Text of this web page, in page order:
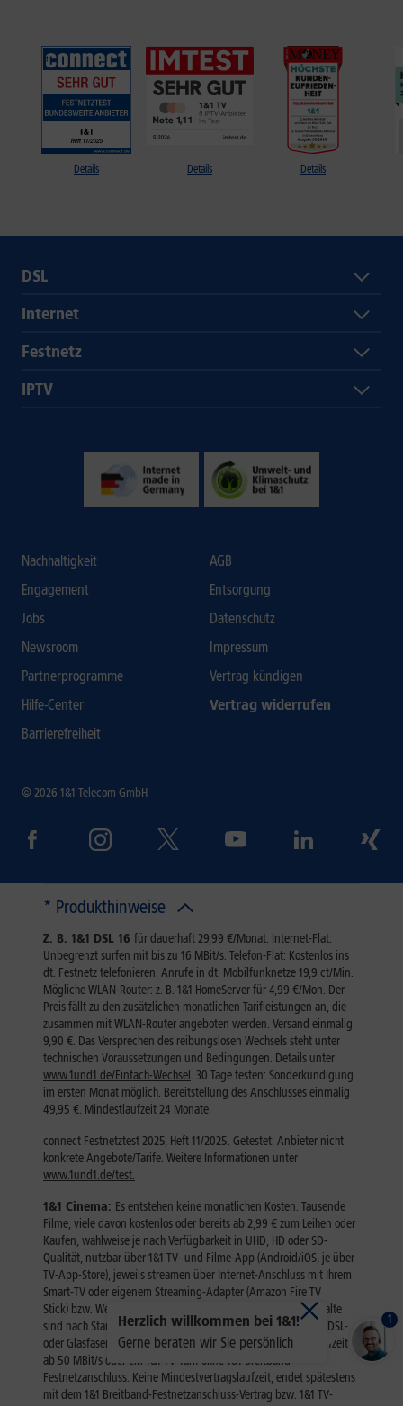
Details Details Details
1
Herzlich willkommen bei 1&1!
Gerne beraten wir Sie persönlich
DSL
Internet
Festnetz
IPTV
Nachhaltigkeit
Engagement
Jobs
Newsroom
Partnerprogramme
Hilfe-Center
Barrierefreiheit
AGB
Entsorgung
Datenschutz
Impressum
Vertrag kündigen
Vertrag widerrufen
© 2026 1&1 Telecom GmbH